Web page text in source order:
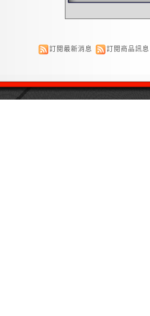
訂閱最新消息 訂閱商品訊息